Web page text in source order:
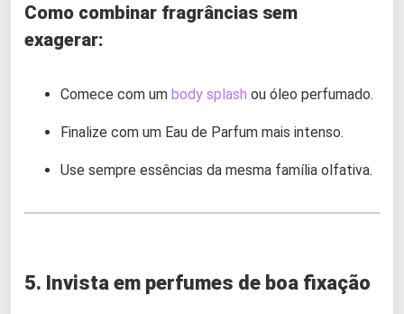
Como combinar fragrâncias sem
exagerar:
Comece com um body splash ou óleo perfumado.
Finalize com um Eau de Parfum mais intenso.
Use sempre essências da mesma família olfativa.
5. Invista em perfumes de boa fixação